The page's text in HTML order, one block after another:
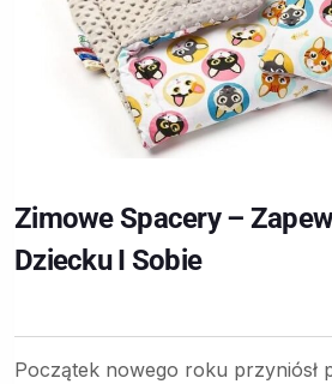
Zimowe Spacery –
Dziecku I Sobie
Początek nowego roku przyniósł